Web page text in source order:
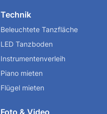
Technik
Beleuchtete Tanzfläche
LED Tanzboden
Instrumentenverleih
Piano mieten
Flügel mieten